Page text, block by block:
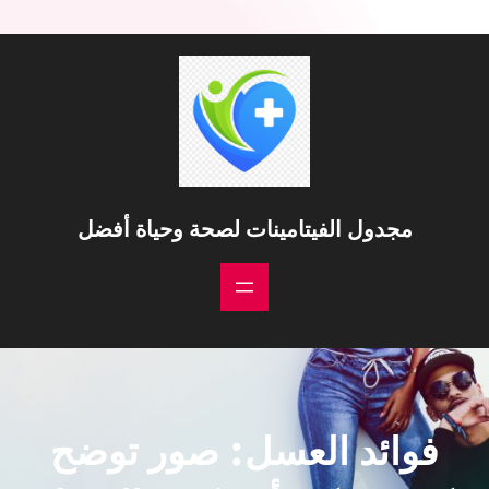
مجدول الفيتامينات لصحة وحياة أفضل
فوائد العسل: صور توضح